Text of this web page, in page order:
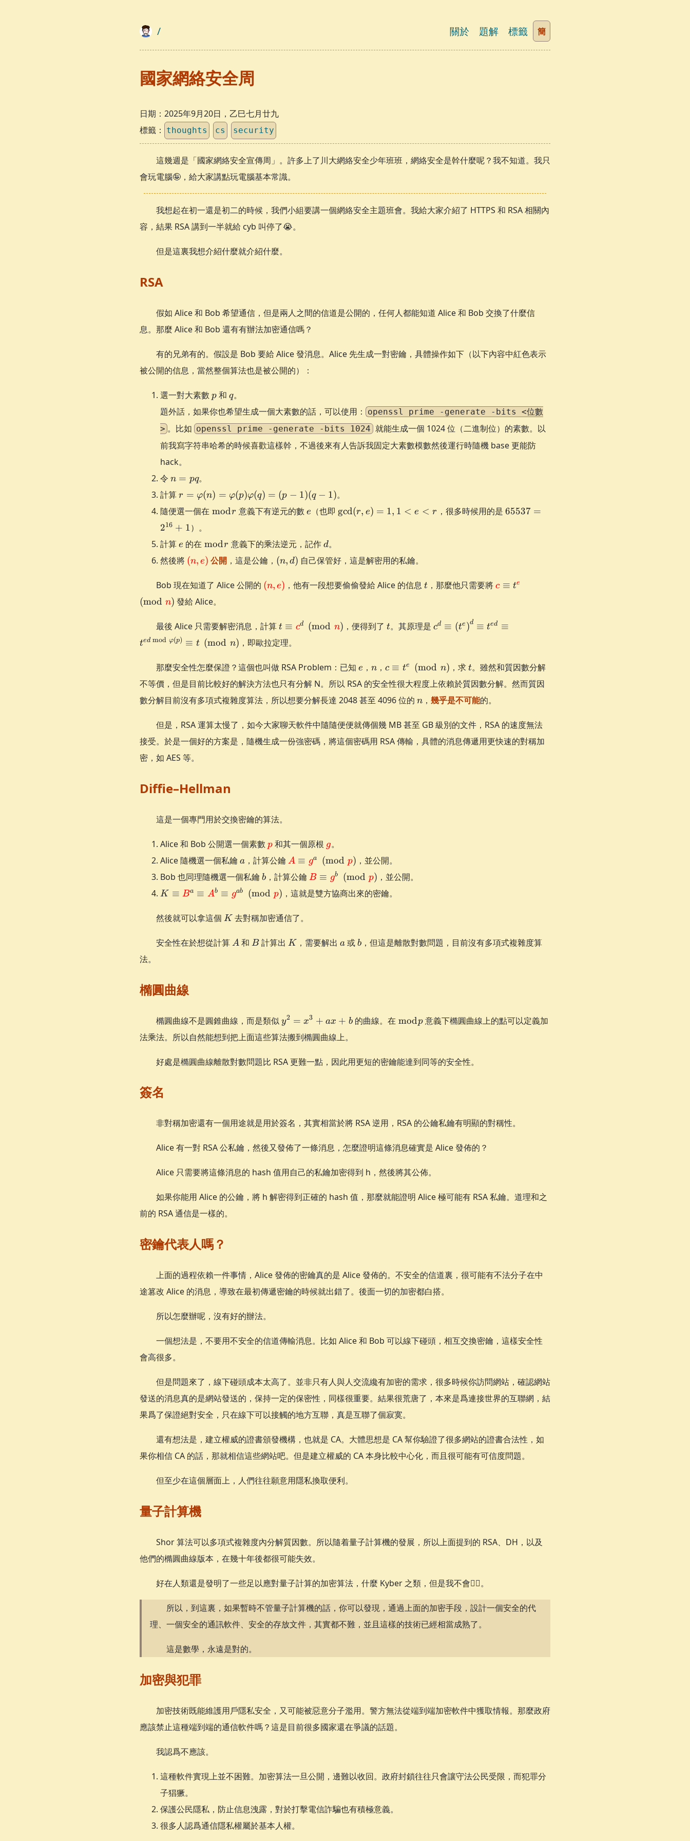
/ 關於 題解 標籤 簡
國家網絡安全周
日期： 2025年9月20日，乙巳七月廿九
標籤：
thoughts cs security
這幾週是「國家網絡安全宣傳周」。許多上了川大網絡安全少年班班，網絡安全是幹什麼呢？我不知道。我只
會玩電腦🤪，給大家講點玩電腦基本常識。
我想起在初一還是初二的時候，我們小組要講一個網絡安全主題班會。我給大家介紹了 HTTPS 和 RSA 相關內
容，結果 RSA 講到一半就給 cyb 叫停了😭️。
但是這裏我想介紹什麼就介紹什麼。
RSA
假如 Alice 和 Bob 希望通信，但是兩人之間的信道是公開的，任何人都能知道 Alice 和 Bob 交換了什麼信
息。那麼 Alice 和 Bob 還有有辦法加密通信嗎？
有的兄弟有的。假設是 Bob 要給 Alice 發消息。Alice 先生成一對密鑰，具體操作如下（以下內容中紅色表示
被公開的信息，當然整個算法也是被公開的）：
選一對大素數 p
p 和 q
q。
題外話，如果你也希望生成一個大素數的話，可以使用：
openssl prime -generate -bits <位數
> 。比如 openssl prime -generate -bits 1024 就能生成一個 1024 位（二進制位）的素數。以
前我寫字符串哈希的時候喜歡這樣幹，不過後來有人告訴我固定大素數模數然後運行時隨機 base 更能防
hack。
令 n=pq
n = pq。
計算r =
\varphi(n)
=
\varphi(p)
\varphi(q)
= (p-1)(q-
1)
r = φ(n) = φ(p)φ(q) = (p − 1)(q − 1)。
隨便選一個在 \bmod
modr 意義下有逆元的數 e
e （也即 \gcd(r,e)=1,
1 < e < r
gcd(r, e) = 1, 1 < e < r ，很多時候用的是 65537=2^{16}+1
65537 =
216 + 1）。
計算 e
e 的在 \bmod
r
modr 意義下的乘法逆元，記作 d
d。
然後將 \textcolor{red}
{(n,e)}
(n, e) 公開 ，這是公鑰， (n,d)
(n, d) 自己保管好，這是解密用的私鑰。
Bob 現在知道了 Alice 公開的 \textcolor{red}
{(n,e)}
(n, e) ，他有一段想要偷偷發給 Alice 的信息t
t ，那麼他只需要將\textcolor{red}
{e}} \pmod
{\textcolor{red}
c ≡ te
(mod n) 發給 Alice。
最後 Alice 只需要解密消息，計算t \equiv
\textcolor{red}
{c}^d \pmod
{n}}
t ≡ cd (mod n) ，便得到了 t
t。其原理是 c^d \equiv
\left(t^e\right)^d
\bmod
\varphi(p)}
\equiv t \pmod n
cd ≡ (te )d ≡ ted ≡
ted mod φ(p) ≡ t (mod n) ，即歐拉定理。
那麼安全性怎麼保證？這個也叫做 RSA Problem：已知 e
e ， n
n ， c
t^e
\pmod
c ≡ te (mod n) ，求t
t。雖然和質因數分解
不等價，但是目前比較好的解決方法也只有分解 N。所以 RSA 的安全性很大程度上依賴於質因數分解。然而質因
數分解目前沒有多項式複雜度算法，所以想要分解長達 2048 甚至 4096 位的 n
n ， 幾乎是不可能的。
但是，RSA 運算太慢了，如今大家聊天軟件中隨隨便便就傳個幾 MB 甚至 GB 級別的文件，RSA 的速度無法
接受。於是一個好的方案是，隨機生成一份強密碼，將這個密碼用 RSA 傳輸，具體的消息傳遞用更快速的對稱加
密，如 AES 等。
Diffie–Hellman
這是一個專門用於交換密鑰的算法。
Alice 和 Bob 公開選一個素數 \textcolor{red}
{p}
p 和其一個原根 \textcolor{red}
{g}
g。
Alice 隨機選一個私鑰 a
a ，計算公鑰 \textcolor{red}{A}
\equiv \textcolor{red}
{g}^a
\pmod{\textcolor{red}
A ≡ ga (mod p) ，並公開。
Bob 也同理隨機選一個私鑰 b
b ，計算公鑰 \textcolor{red}{B}
\equiv \textcolor{red}
{g}^b
B ≡ gb (mod p) ，並公開。
K \equiv
\textcolor{red}{B}^a
\equiv \textcolor{red}
{A}^b \equiv
\textcolor{red}
{g}^{ab}
K ≡ Ba ≡ Ab ≡ gab (mod p) ，這就是雙方協商出來的密鑰。
然後就可以拿這個 K
K 去對稱加密通信了。
安全性在於想從計算 A
A 和 B
B計算出 K
K ，需要解出a
a 或b
b ，但這是離散對數問題，目前沒有多項式複雜度算
法。
橢圓曲線
橢圓曲線不是圓錐曲線，而是類似y^2
=
x^3
ax
y2 = x3 + ax + b的曲線。在 \bmod
modp意義下橢圓曲線上的點可以定義加
法乘法。所以自然能想到把上面這些算法搬到橢圓曲線上。
好處是橢圓曲線離散對數問題比 RSA 更難一點，因此用更短的密鑰能達到同等的安全性。
簽名
非對稱加密還有一個用途就是用於簽名，其實相當於將 RSA 逆用，RSA 的公鑰私鑰有明顯的對稱性。
Alice 有一對 RSA 公私鑰，然後又發佈了一條消息，怎麼證明這條消息確實是 Alice 發佈的？
Alice 只需要將這條消息的 hash 值用自己的私鑰加密得到 h，然後將其公佈。
如果你能用 Alice 的公鑰，將 h 解密得到正確的 hash 值，那麼就能證明 Alice 極可能有 RSA 私鑰。道理和之
前的 RSA 通信是一樣的。
密鑰代表人嗎？
上面的過程依賴一件事情，Alice 發佈的密鑰真的是 Alice 發佈的。不安全的信道裏，很可能有不法分子在中
途篡改 Alice 的消息，導致在最初傳遞密鑰的時候就出錯了。後面一切的加密都白搭。
所以怎麼辦呢，沒有好的辦法。
一個想法是，不要用不安全的信道傳輸消息。比如 Alice 和 Bob 可以線下碰頭，相互交換密鑰，這樣安全性
會高很多。
但是問題來了，線下碰頭成本太高了。並非只有人與人交流纔有加密的需求，很多時候你訪問網站，確認網站
發送的消息真的是網站發送的，保持一定的保密性，同樣很重要。結果很荒唐了，本來是爲連接世界的互聯網，結
果爲了保證絕對安全，只在線下可以接觸的地方互聯，真是互聯了個寂寞。
還有想法是，建立權威的證書頒發機構，也就是 CA。大體思想是 CA 幫你驗證了很多網站的證書合法性，如
果你相信 CA 的話，那就相信這些網站吧。但是建立權威的 CA 本身比較中心化，而且很可能有可信度問題。
但至少在這個層面上，人們往往願意用隱私換取便利。
量子計算機
Shor 算法可以多項式複雜度內分解質因數。所以隨着量子計算機的發展，所以上面提到的 RSA、DH，以及
他們的橢圓曲線版本，在幾十年後都很可能失效。
好在人類還是發明了一些足以應對量子計算的加密算法，什麼 Kyber 之類，但是我不會😵‍💫。
所以，到這裏，如果暫時不管量子計算機的話，你可以發現，通過上面的加密手段，設計一個安全的代
理、一個安全的通訊軟件、安全的存放文件，其實都不難，並且這樣的技術已經相當成熟了。
這是數學，永遠是對的。
加密與犯罪
加密技術既能維護用戶隱私安全，又可能被惡意分子濫用。警方無法從端到端加密軟件中獲取情報。那麼政府
應該禁止這種端到端的通信軟件嗎？這是目前很多國家還在爭議的話題。
我認爲不應該。
這種軟件實現上並不困難。加密算法一旦公開，邊難以收回。政府封鎖往往只會讓守法公民受限，而犯罪分
子猖獗。
保護公民隱私，防止信息洩露，對於打擊電信詐騙也有積極意義。
很多人認爲通信隱私權屬於基本人權。